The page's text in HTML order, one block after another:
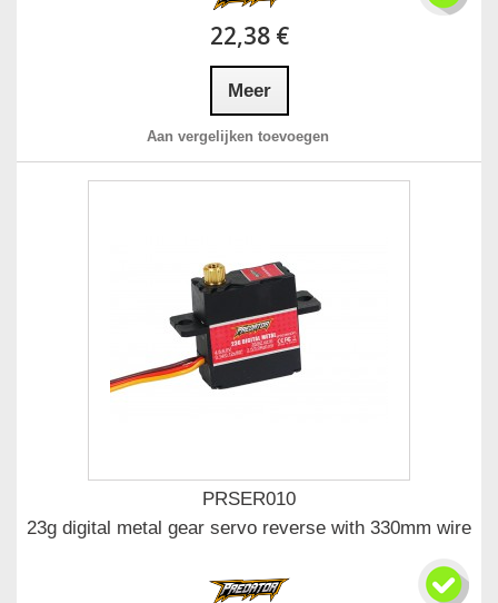
22,38 €
Meer
Aan vergelijken toevoegen
PRSER010
23g digital metal gear servo reverse with 330mm wire